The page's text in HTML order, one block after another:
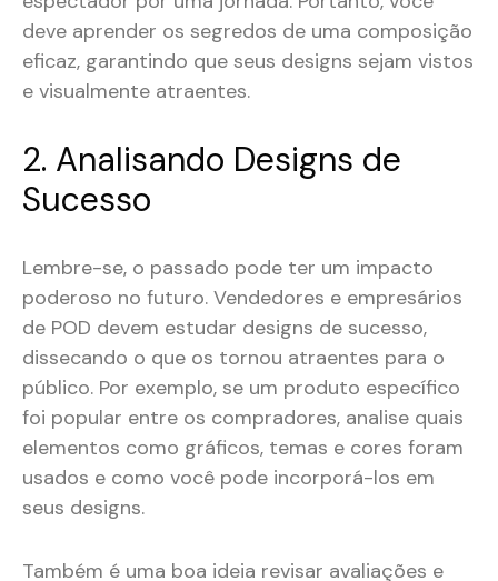
deve aprender os segredos de uma composição
eficaz, garantindo que seus designs sejam vistos
e visualmente atraentes.
2. Analisando Designs de
Sucesso
Lembre-se, o passado pode ter um impacto
poderoso no futuro. Vendedores e empresários
de POD devem estudar designs de sucesso,
dissecando o que os tornou atraentes para o
público. Por exemplo, se um produto específico
foi popular entre os compradores, analise quais
elementos como gráficos, temas e cores foram
usados e como você pode incorporá-los em
seus designs.
Também é uma boa ideia revisar avaliações e